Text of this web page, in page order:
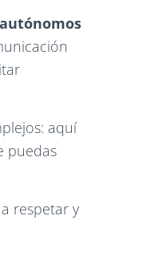
aquí
puedas
respetar y